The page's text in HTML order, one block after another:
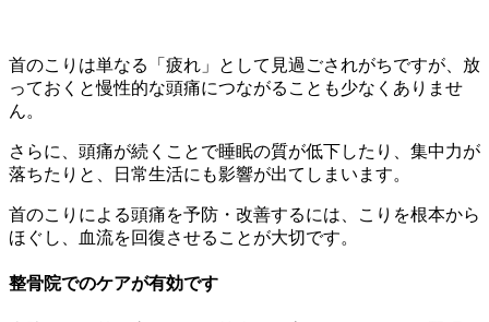
首のこりは単なる「疲れ」として見過ごされがちですが、放
っておくと慢性的な頭痛につながることも少なくありませ
ん。
さらに、頭痛が続くことで睡眠の質が低下したり、集中力が
落ちたりと、日常生活にも影響が出てしまいます。
首のこりによる頭痛を予防・改善するには、こりを根本から
ほぐし、血流を回復させることが大切です。
整骨院でのケアが有効です